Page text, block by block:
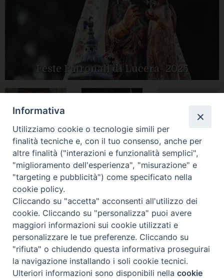
Feste Patronali di Lucera- 2025
Apertura Anno
Giubilare 2025
Mariae in Diocesi
Tutte le gallery
CONTATTI:
LUCERA: Piazza Duomo, 13 - 71036 Lucera (FG) − tel.
Vescovo: tel/fax 0881/522244 - e-mail:
vescovo@diocesiluceratroia.it
: Piazza Episcopio - 71029 Troia (FG) − tel. 0881/977051
Informativa
Utilizziamo cookie o tecnologie simili per
finalità tecniche e, con il tuo consenso, anche per
altre finalità ("interazioni e funzionalità semplici",
"miglioramento dell'esperienza", "misurazione" e
"targeting e pubblicità") come specificato nella
cookie policy.
Cliccando su "accetta" acconsenti all'utilizzo dei
cookie. Cliccando su "personalizza" puoi avere
maggiori informazioni sui cookie utilizzati e
personalizzare le tue preferenze. Cliccando su
"rifiuta" o chiudendo questa informativa proseguirai
la navigazione installando i soli cookie tecnici.
Ulteriori informazioni sono disponibili nellacookie